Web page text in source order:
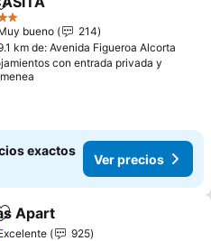
Agregar a favoritos
bueno
214
km de: Avenida Figueroa Alcorta
con entrada privada y
exactos
Ver precios
Agregar a favoritos
Apart
925